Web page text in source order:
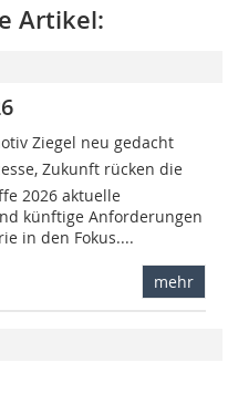
Artikel:
Ziegel neu gedacht 
Zukunft rücken die
2026 aktuelle
künftige Anforderungen
in den Fokus....
mehr